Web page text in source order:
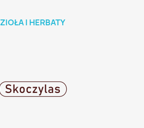
ZIOŁA I HERBATY